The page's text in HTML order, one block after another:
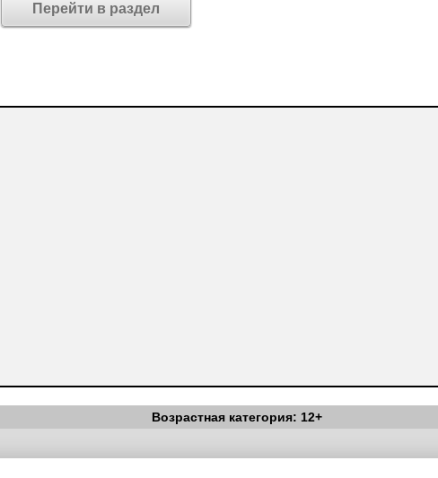
Перейти в раздел
Возрастная категория: 12+
(c) |Вестник Педагога|Об издании|Условия|Политика